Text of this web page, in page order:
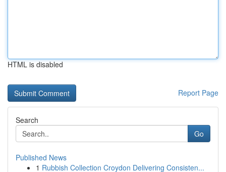
HTML is disabled
Report Page
Search
Go
Published News
1 Rubbish Collection Croydon Delivering Consisten...